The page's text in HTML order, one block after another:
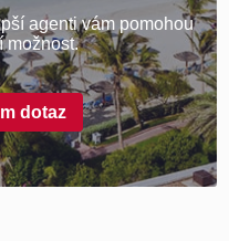
agenti vám pomohou
možnost.
dotaz